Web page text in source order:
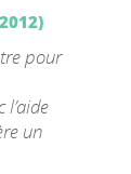
pour
l’aide
un